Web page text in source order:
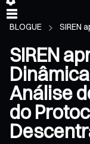
BLOGUE SIREN
SIREN
Análise
do